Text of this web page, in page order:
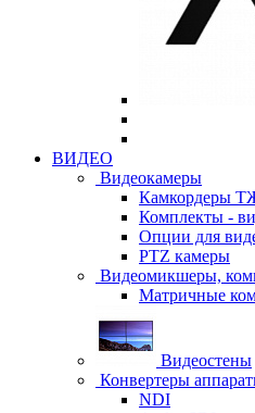
ВИДЕО
Видеокамеры
Камкордеры
Комплекты -
Опции для
PTZ камеры
Видеомикшеры,
Матричные
Видеостены
Конвертеры
NDI